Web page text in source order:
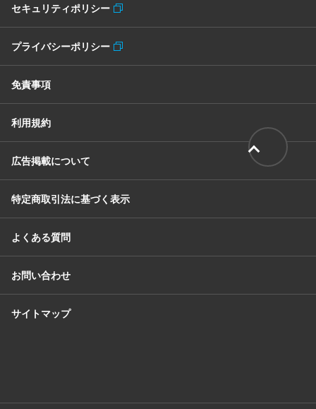
セキュリティポリシー
プライバシーポリシー
免責事項
利用規約
広告掲載について
特定商取引法に基づく表示
よくある質問
お問い合わせ
サイトマップ